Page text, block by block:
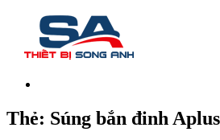
Thẻ: Súng bắn đinh